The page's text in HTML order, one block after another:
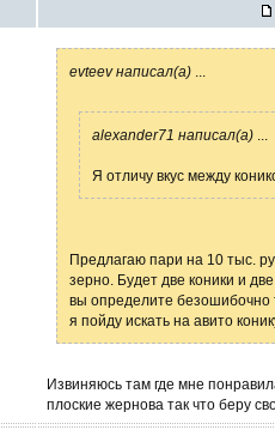
evteev написал(а)
alexander71 написал(а)
Я отличу вкус между
Предлагаю пари на 10 тыс.
зерно. Будет две коники и
вы определите безошибочно
я пойду искать на авито
Извиняюсь там где мне
плоские жернова так что беру